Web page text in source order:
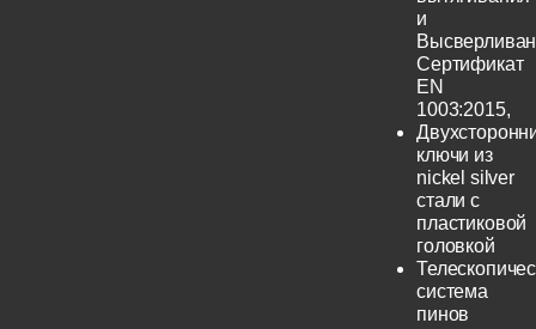
и
Сертификат
EN
1003:2015,
ключи из
nickel silver
стали с
пластиковой
головкой
система
пинов